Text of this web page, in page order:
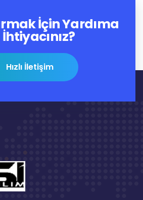
İçin Yardıma
İhtiyacınız?
Hızlı İletişim